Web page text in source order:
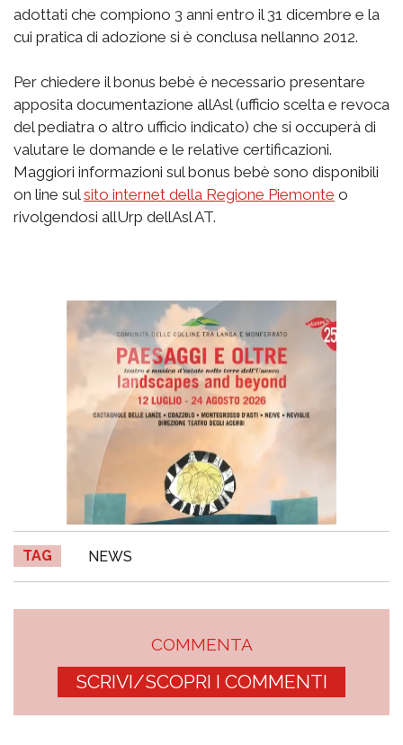
adottati che compiono 3 anni entro il 31 dicembre e la
cui pratica di adozione si è conclusa nellanno 2012.
Per chiedere il bonus bebè è necessario presentare
apposita documentazione allAsl (ufficio scelta e revoca
del pediatra o altro ufficio indicato) che si occuperà di
valutare le domande e le relative certificazioni.
Maggiori informazioni sul bonus bebè sono disponibili
on line sul sito internet della Regione Piemonte o
rivolgendosi allUrp dellAsl AT.
TAG NEWS
COMMENTA
SCRIVI/SCOPRI I COMMENTI